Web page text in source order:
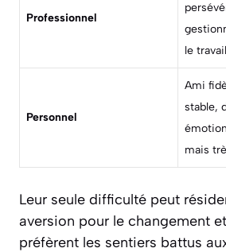
Professionnel
le
Personnel
Ami
stable,
mais
Leur seule difficulté peut
aversion pour le changement
préfèrent les sentiers battus